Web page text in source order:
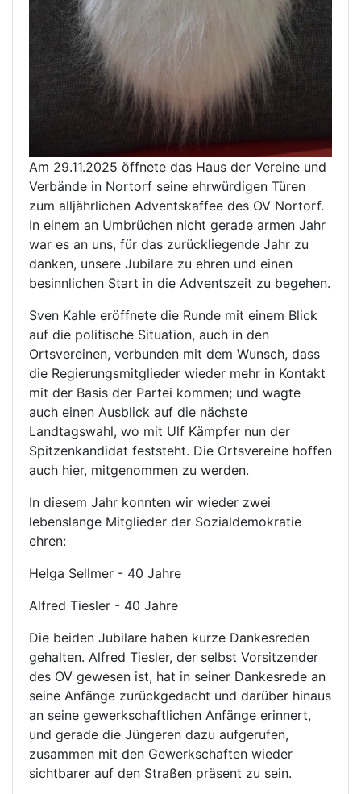
Am 29.11.2025 öffnete das Haus der Vereine und
Verbände in Nortorf seine ehrwürdigen Türen
zum alljährlichen Adventskaffee des OV Nortorf.
In einem an Umbrüchen nicht gerade armen Jahr
war es an uns, für das zurückliegende Jahr zu
danken, unsere Jubilare zu ehren und einen
besinnlichen Start in die Adventszeit zu begehen.
Sven Kahle eröffnete die Runde mit einem Blick
auf die politische Situation, auch in den
Ortsvereinen, verbunden mit dem Wunsch, dass
die Regierungsmitglieder wieder mehr in Kontakt
mit der Basis der Partei kommen; und wagte
auch einen Ausblick auf die nächste
Landtagswahl, wo mit Ulf Kämpfer nun der
Spitzenkandidat feststeht. Die Ortsvereine hoffen
auch hier, mitgenommen zu werden.
In diesem Jahr konnten wir wieder zwei
lebenslange Mitglieder der Sozialdemokratie
ehren:
Helga Sellmer - 40 Jahre
Alfred Tiesler - 40 Jahre
Die beiden Jubilare haben kurze Dankesreden
gehalten. Alfred Tiesler, der selbst Vorsitzender
des OV gewesen ist, hat in seiner Dankesrede an
seine Anfänge zurückgedacht und darüber hinaus
an seine gewerkschaftlichen Anfänge erinnert,
und gerade die Jüngeren dazu aufgerufen,
zusammen mit den Gewerkschaften wieder
sichtbarer auf den Straßen präsent zu sein.